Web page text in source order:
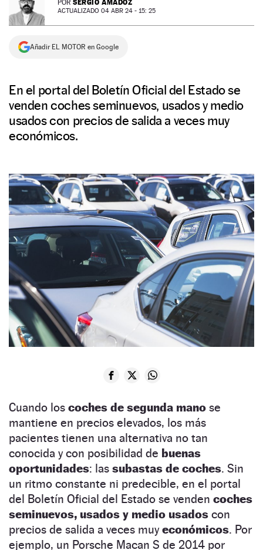
NEWSLETTER
SÍGUENOS
POR SERGIO AMADOZ
ACTUALIZADO 04 ABR 24 - 15: 25
Añadir EL MOTOR en Google
En el portal del Boletín Oficial del Estado se
venden coches seminuevos, usados y medio
usados con precios de salida a veces muy
económicos.
Cuando los coches de segunda mano se
mantiene en precios elevados, los más
pacientes tienen una alternativa no tan
conocida y con posibilidad de buenas
oportunidades: las subastas de coches. Sin
un ritmo constante ni predecible, en el portal
del Boletín Oficial del Estado se venden coches
seminuevos, usados y medio usados con
precios de salida a veces muyeconómicos. Por
ejemplo, un Porsche Macan S de 2014 por